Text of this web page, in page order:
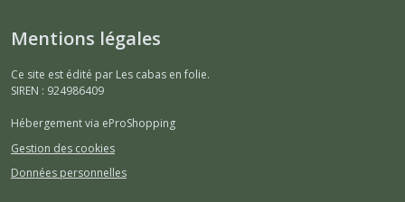
Mentions légales
Ce site est édité par Les cabas en folie.
SIREN : 924986409
Hébergement via eProShopping
Gestion des cookies
Données personnelles